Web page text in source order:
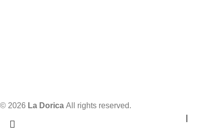
© 2026 La Dorica All rights reserved.